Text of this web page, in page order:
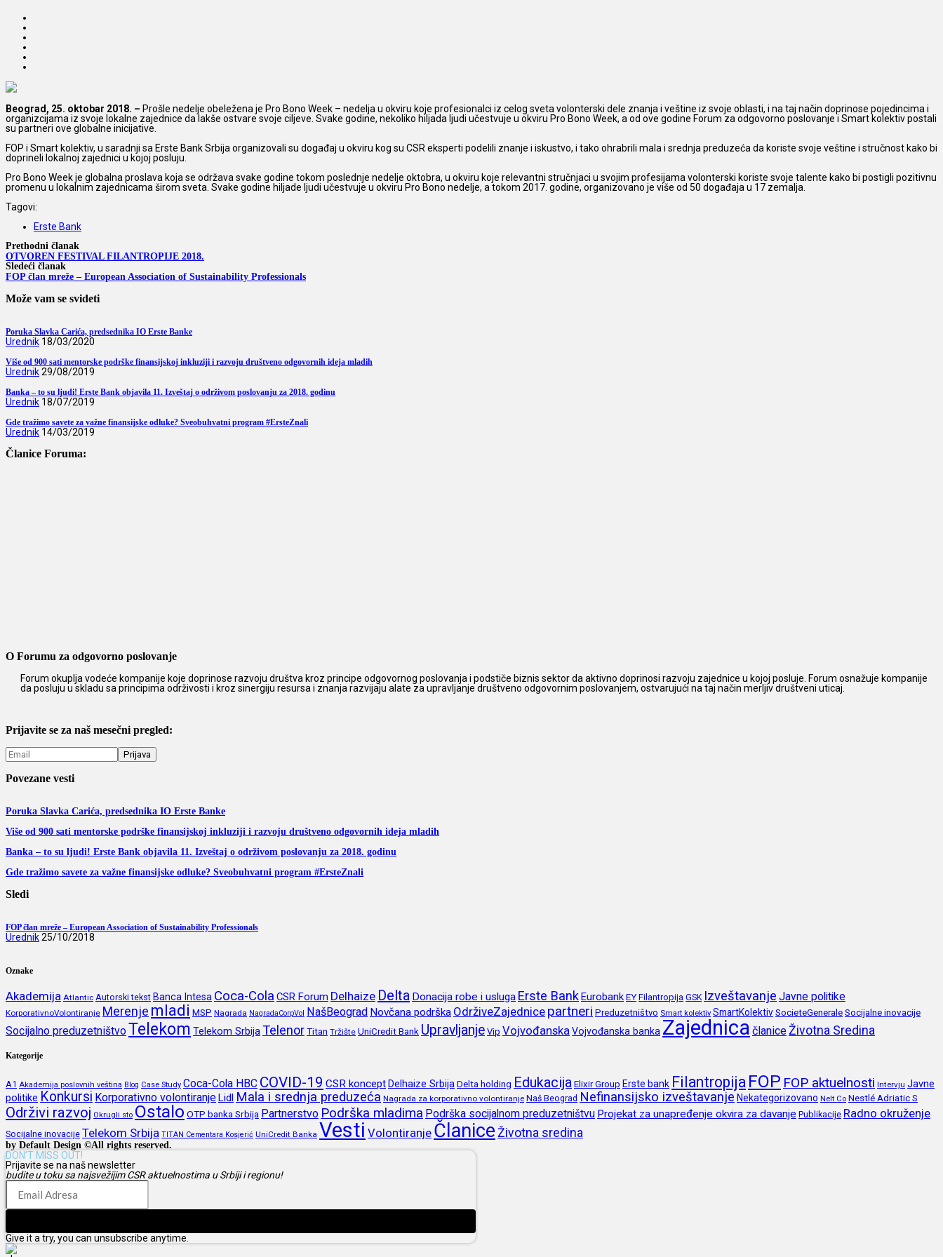
Beograd, 25. oktobar 2018. – Prošle nedelje obeležena je Pro Bono Week – nedelja u okviru koje profesionalci iz celog sveta volonterski dele znanja i veštine iz svoje oblasti, i na taj način doprinose pojedincima i
organizcijama iz svoje lokalne zajednice da lakše ostvare svoje ciljeve. Svake godine, nekoliko hiljada ljudi učestvuje u okviru Pro Bono Week, a od ove godine Forum za odgovorno poslovanje i Smart kolektiv postali
su partneri ove globalne inicijative.
FOP i Smart kolektiv, u saradnji sa Erste Bank Srbija organizovali su događaj u okviru kog su CSR eksperti podelili znanje i iskustvo, i tako ohrabrili mala i srednja preduzeća da koriste svoje veštine i stručnost kako bi
doprineli lokalnoj zajednici u kojoj posluju.
Pro Bono Week je globalna proslava koja se održava svake godine tokom poslednje nedelje oktobra, u okviru koje relevantni stručnjaci u svojim profesijama volonterski koriste svoje talente kako bi postigli pozitivnu
promenu u lokalnim zajednicama širom sveta. Svake godine hiljade ljudi učestvuje u okviru Pro Bono nedelje, a tokom 2017. godine, organizovano je više od 50 događaja u 17 zemalja.
Tagovi:
Erste Bank
Prethodni članak
OTVOREN FESTIVAL FILANTROPIJE 2018.
Sledeći članak
FOP član mreže – European Association of Sustainability Professionals
Može vam se svideti
Poruka Slavka Carića, predsednika IO Erste Banke
Urednik 18/03/2020
Više od 900 sati mentorske podrške finansijskoj inkluziji i razvoju društveno odgovornih ideja mladih
Urednik29/08/2019
Banka – to su ljudi! Erste Bank objavila 11. Izveštaj o održivom poslovanju za 2018. godinu
Urednik 18/07/2019
Gde tražimo savete za važne finansijske odluke? Sveobuhvatni program #ErsteZnali
Urednik 14/03/2019
Članice Foruma:
O Forumu za odgovorno poslovanje
Forum okuplja vodeće kompanije koje doprinose razvoju društva kroz principe odgovornog poslovanja i podstiče biznis sektor da aktivno doprinosi razvoju zajednice u kojoj posluje. Forum osnažuje kompanije
da posluju u skladu sa principima održivosti i kroz sinergiju resursa i znanja razvijaju alate za upravljanje društveno odgovornim poslovanjem, ostvarujući na taj način merljiv društveni uticaj.
Prijavite se za naš mesečni pregled:
Povezane vesti
Poruka Slavka Carića, predsednika IO Erste Banke
Više od 900 sati mentorske podrške finansijskoj inkluziji i razvoju društveno odgovornih ideja mladih
Banka – to su ljudi! Erste Bank objavila 11. Izveštaj o održivom poslovanju za 2018. godinu
Gde tražimo savete za važne finansijske odluke? Sveobuhvatni program #ErsteZnali
Sledi
FOP član mreže – European Association of Sustainability Professionals
Urednik25/10/2018
Oznake
Akademija Atlantic Autorski tekst Banca Intesa Coca-Cola CSR Forum Delhaize Delta Donacija robe i usluga Erste Bank EurobankEY Filantropija GSK Izveštavanje Javne politike
KorporativnoVolontiranje Merenje mladi MSP Nagrada NagradaCorpVol NašBeograd Novčana podrška OdrživeZajednice partneri Preduzetništvo Smart kolektiv SmartKolektivSocieteGeneraleSocijalne inovacije
Socijalno preduzetništvoTelekom Telekom SrbijaTelenorTitan Tržište UniCredit Bank Upravljanje Vip VojvođanskaVojvođanska banka Zajednica članiceŽivotna Sredina
Kategorije
A1 Akademija poslovnih veština Blog Case Study Coca-Cola HBC COVID-19 CSR konceptDelhaize Srbija Delta holding Edukacija Elixir Group Erste bank Filantropija FOP FOP aktuelnosti Intervju Javne
politike Konkursi Korporativno volontiranjeLidl Mala i srednja preduzeća Nagrada za korporativno volontiranje Naš Beograd Nefinansijsko izveštavanje Nekategorizovano Nelt Co Nestlé Adriatic S
Održivi razvoj Okrugli sto Ostalo OTP banka Srbija Partnerstvo Podrška mladima Podrška socijalnom preduzetništvu Projekat za unapređenje okvira za davanje Publikacije Radno okruženje
Socijalne inovacije Telekom Srbija TITAN Cementara Kosjerić UniCredit Banka Vesti Volontiranje Članice Životna sredina
by Default Design ©All rights reserved.
DON’T MISS OUT!
Prijavite se na naš newsletter
budite u toku sa najsvežijim CSR aktuelnostima u Srbiji i regionu!
Give it a try, you can unsubscribe anytime.